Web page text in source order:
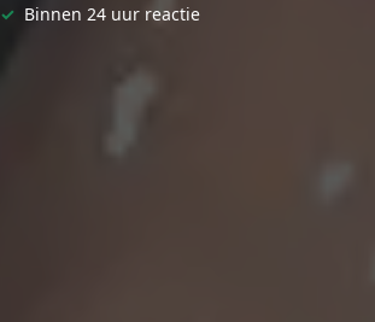
✓ Binnen 24 uur reactie